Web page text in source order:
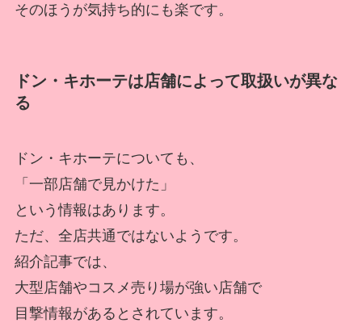
そのほうが気持ち的にも楽です。
ドン・キホーテは店舗によって取扱いが異な
る
ドン・キホーテについても、
「一部店舗で見かけた」
という情報はあります。
ただ、全店共通ではないようです。
紹介記事では、
大型店舗やコスメ売り場が強い店舗で
目撃情報があるとされています。